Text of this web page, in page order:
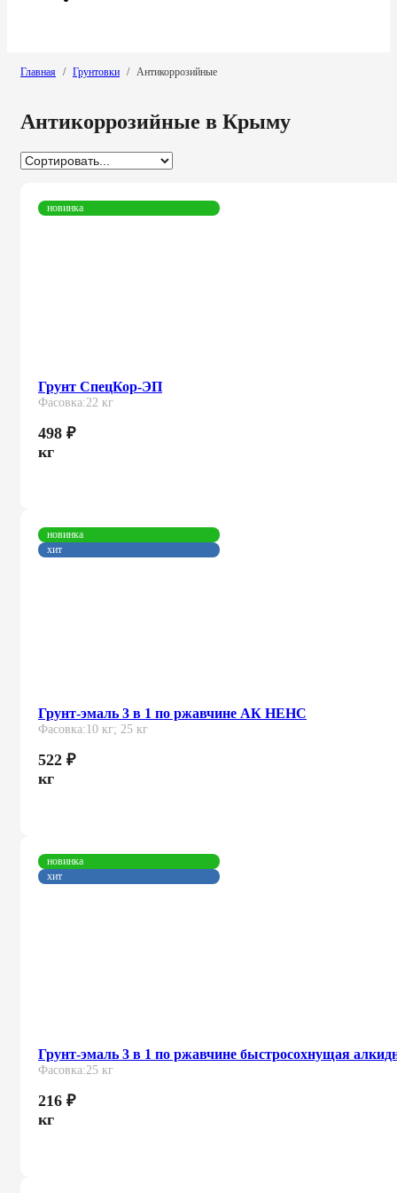
Главная / Грунтовки / Антикоррозийные
Антикоррозийные в Крыму
новинка
Грунт СпецКор-ЭП
Фасовка:22 кг
498 ₽
кг
новинка
хит
Грунт-эмаль 3 в 1 по ржавчине АК НЕНС
Фасовка:10 кг; 25 кг
522 ₽
кг
новинка
хит
Грунт-эмаль 3 в 1 по ржавчине быстросохнущая
Фасовка:25 кг
216 ₽
кг